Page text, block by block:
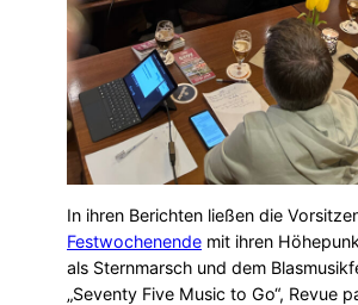
In ihren Berichten ließen die
Festwochenende mit ihren
als Sternmarsch und dem
„Seventy Five Music to Go“, Revue